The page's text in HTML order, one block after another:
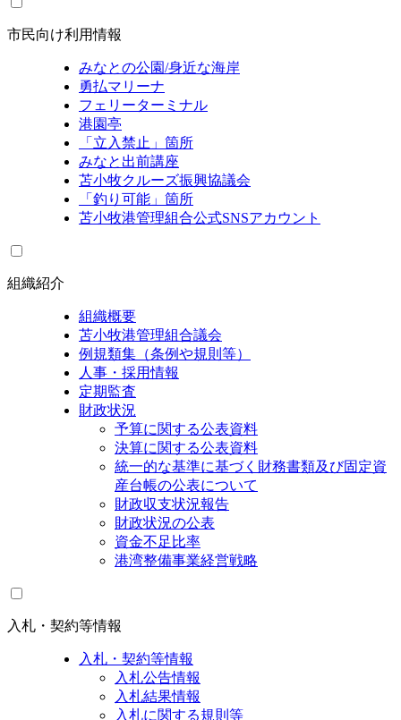
市民向け利用情報
みなとの公園/身近な海岸
勇払マリーナ
フェリーターミナル
港園亭
「立入禁止」箇所
みなと出前講座
苫小牧クルーズ振興協議会
「釣り可能」箇所
苫小牧港管理組合公式SNSアカウント
組織紹介
組織概要
苫小牧港管理組合議会
例規類集（条例や規則等）
人事・採用情報
定期監査
財政状況
予算に関する公表資料
決算に関する公表資料
統一的な基準に基づく財務書類及び固定資
産台帳の公表について
財政収支状況報告
財政状況の公表
資金不足比率
港湾整備事業経営戦略
入札・契約等情報
入札・契約等情報
入札公告情報
入札結果情報
入札に関する規則等